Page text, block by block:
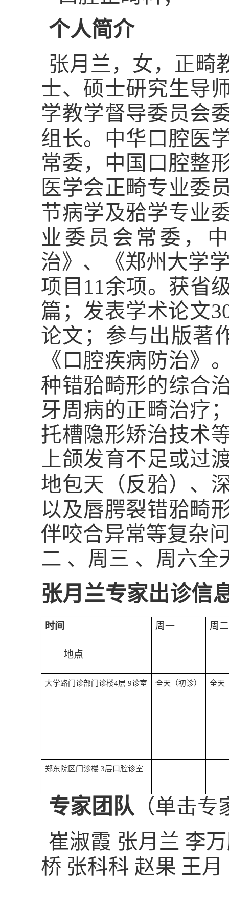
个人简介
张月兰，女，正畸
士、硕士研究生导
学教学督导委员会
组长。中华口腔医
常委，中国口腔整
医学会正畸专业委
节病学及𬌗学专业
业委员会常委，
治》、《郑州大学
项目11余项。获省
篇；发表学术论文
论文；参与出版著
《口腔疾病防治》
种错𬌗畸形的综合
牙周病的正畸治疗
托槽隐形矫治技术
上颌发育不足或过
地包天（反𬌗）、
以及唇腭裂错𬌗畸
伴咬合异常等复杂
二 、周三 、周六全
张月兰专家出诊信
时间
地点
周一 周二
大学路门诊部门诊楼4层 9诊室 全天（初诊） 全天
郑东院区门诊楼 3层口腔诊室
专家团队 （单击
崔淑霞 张月兰 李
桥 张科科 赵果 王月